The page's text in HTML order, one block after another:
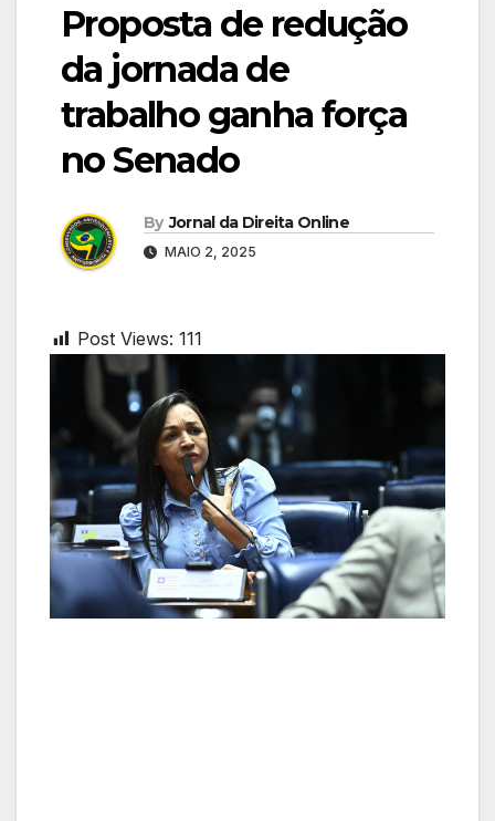
Proposta de redução
da jornada de
trabalho ganha força
no Senado
By Jornal da Direita Online
MAIO 2, 2025
Post Views: 111